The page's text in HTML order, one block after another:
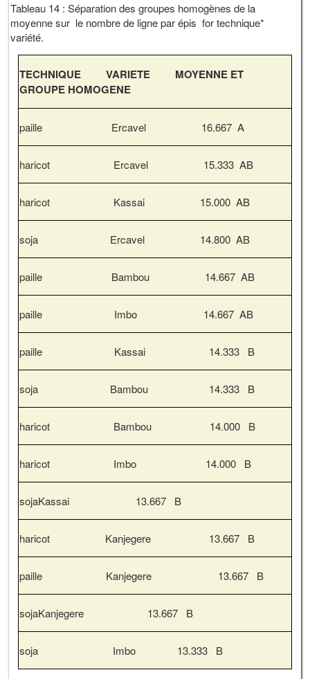
Tableau 14 : Séparation des groupes homogènes de la
moyenne sur le nombre de ligne par épis for technique*
variété.
TECHNIQUE VARIETE MOYENNE ET
GROUPE HOMOGENE
paille Ercavel 16.667 A
haricot Ercavel 15.333 AB
haricot Kassai 15.000 AB
soja Ercavel 14.800 AB
paille Bambou 14.667 AB
paille Imbo 14.667 AB
paille Kassai 14.333 B
soja Bambou 14.333 B
haricot Bambou 14.000 B
haricot Imbo 14.000 B
sojaKassai 13.667 B
haricot Kanjegere 13.667 B
paille Kanjegere 13.667 B
sojaKanjegere 13.667 B
soja Imbo 13.333 B